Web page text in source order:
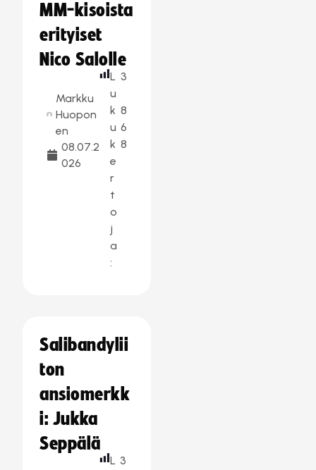
MM-kisoista
erityiset
Nico Salolle
Markku
Huopon
en
08.07.2
026
L
u
k
u
k
e
r
t
o
j
a
:
3
8
6
8
Salibandylii
ton
ansiomerkk
i: Jukka
Seppälä
L 3